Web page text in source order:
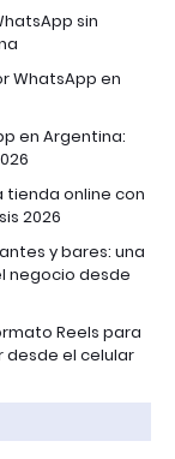
sin
WhatsApp en
en Argentina:
tienda online con
2026
y bares: una
negocio desde
Reels para
desde el celular